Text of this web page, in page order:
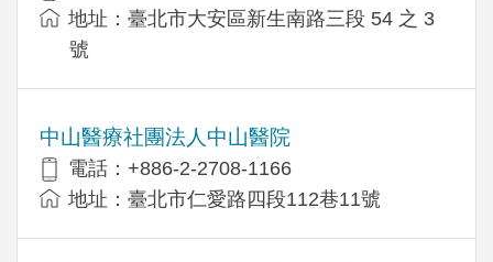
地址：臺北市大安區新生南路三段 54 之 3
號
中山醫療社團法人中山醫院
電話：+886-2-2708-1166
地址：臺北市仁愛路四段112巷11號